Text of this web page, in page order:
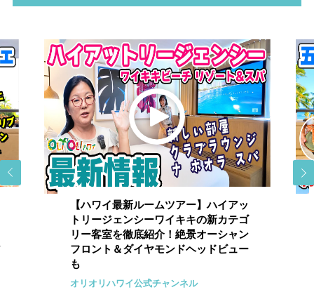
【ハワイ最新ルームツアー】ハイアッ
トリージェンシーワイキキの新カテゴ
リー客室を徹底紹介！絶景オーシャン
フロント＆ダイヤモンドヘッドビュー
も
オリオリハワイ公式チャンネル